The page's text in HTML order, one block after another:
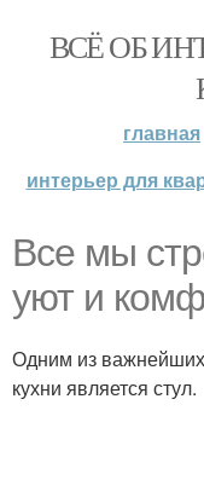
ВСЁ ОБ
главная
интерьер для
Все мы
уют и
Одним из
кухни является стул.